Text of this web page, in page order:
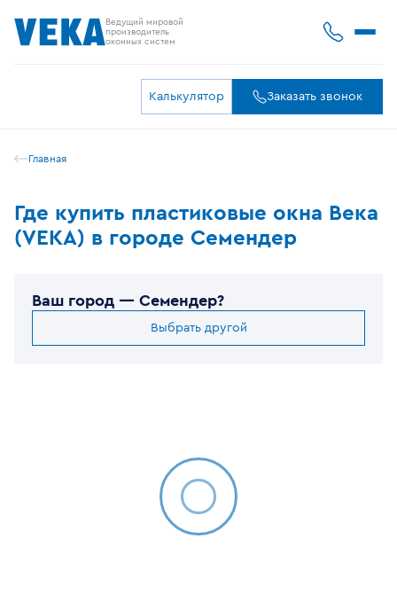
Ведущий мировой
производитель
оконных систем
Калькулятор Заказать звонок
Главная
Где купить пластиковые окна Века
(VEKA) в городе Семендер
Ваш город — Семендер?
Выбрать другой